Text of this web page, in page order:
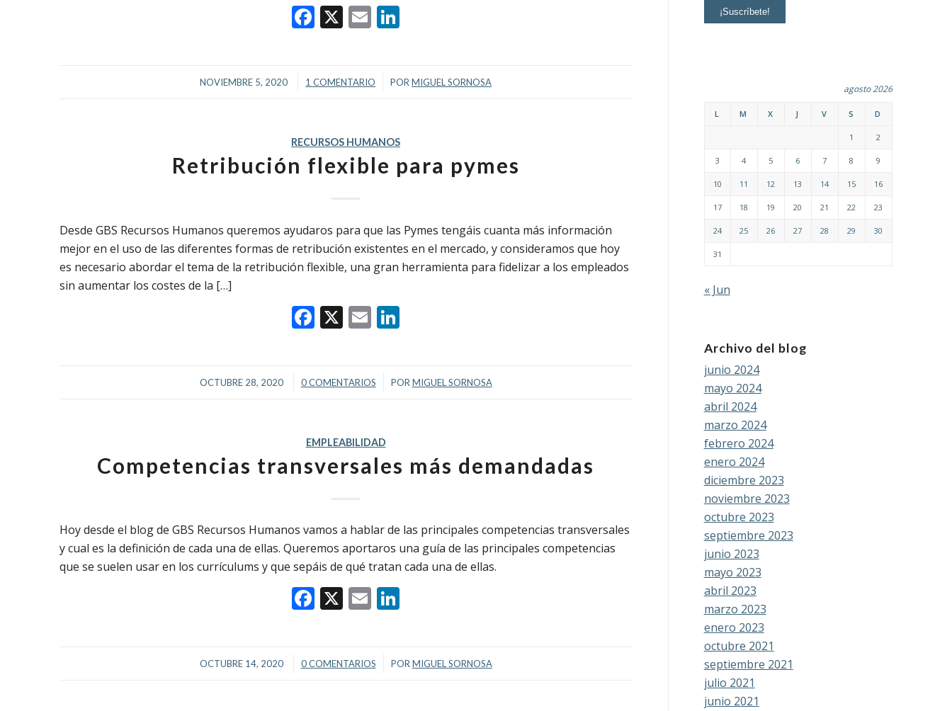
Facebook
X Email
NOVIEMBRE 5, 2020
/ 1 COMENTARIO
/ PORMIGUEL SORNOSA
RECURSOS HUMANOS
Retribución flexible para pymes
Desde GBS Recursos Humanos queremos ayudaros para que las Pymes tengáis cuanta más información
mejor en el uso de las diferentes formas de retribución existentes en el mercado, y consideramos que hoy
es necesario abordar el tema de la retribución flexible, una gran herramienta para fidelizar a los empleados
sin aumentar los costes de la […]
Facebook
X Email
OCTUBRE 28, 2020
/ 0 COMENTARIOS
/ POR MIGUEL SORNOSA
EMPLEABILIDAD
Competencias transversales más demandadas
Hoy desde el blog de GBS Recursos Humanos vamos a hablar de las principales competencias transversales
y cual es la definición de cada una de ellas. Queremos aportaros una guía de las principales competencias
que se suelen usar en los currículums y que sepáis de qué tratan cada una de ellas.
Facebook
X Email
OCTUBRE 14, 2020
/ 0 COMENTARIOS
/ POR MIGUEL SORNOSA
agosto 2026
L M X J V S D
1 2
3 4 5 6 7 8 9
10 11 12 13 14 15 16
17 18 19 20 21 22 23
24 25 26 27 28 29 30
31
« Jun
Archivo del blog
junio 2024
mayo 2024
abril 2024
marzo 2024
febrero 2024
enero 2024
diciembre 2023
noviembre 2023
octubre 2023
septiembre 2023
junio 2023
mayo 2023
abril 2023
marzo 2023
enero 2023
octubre 2021
septiembre 2021
julio 2021
junio 2021